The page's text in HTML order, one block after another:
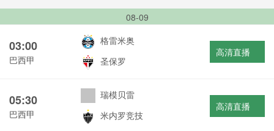
08-09
03:00
巴西甲
格雷米奥
圣保罗
高清直播
05:30
巴西甲
瑞模贝雷
米内罗竞技
高清直播